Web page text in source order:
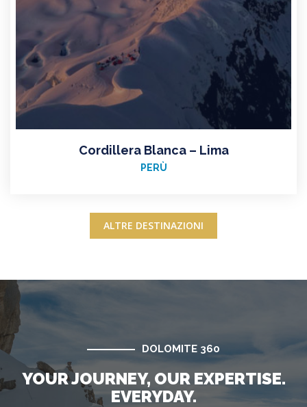
Cordillera Blanca – Lima
PERÙ
ALTRE DESTINAZIONI
DOLOMITE 360
YOUR JOURNEY, OUR EXPERTISE.
EVERYDAY.